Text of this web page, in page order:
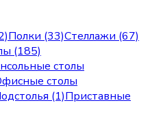
Полки (33)Стеллажи (67)
(185)
столы
столы
(1)Приставные